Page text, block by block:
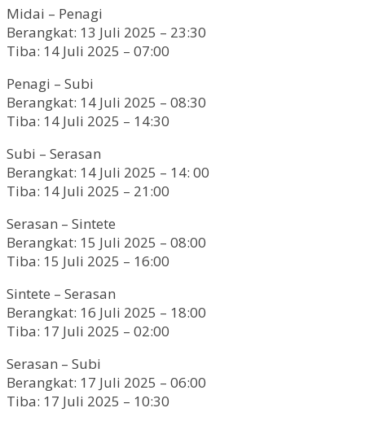
Midai – Penagi
Berangkat: 13 Juli 2025 – 23:30
Tiba: 14 Juli 2025 – 07:00
Penagi – Subi
Berangkat: 14 Juli 2025 – 08:30
Tiba: 14 Juli 2025 – 14:30
Subi – Serasan
Berangkat: 14 Juli 2025 – 14: 00
Tiba: 14 Juli 2025 – 21:00
Serasan – Sintete
Berangkat: 15 Juli 2025 – 08:00
Tiba: 15 Juli 2025 – 16:00
Sintete – Serasan
Berangkat: 16 Juli 2025 – 18:00
Tiba: 17 Juli 2025 – 02:00
Serasan – Subi
Berangkat: 17 Juli 2025 – 06:00
Tiba: 17 Juli 2025 – 10:30